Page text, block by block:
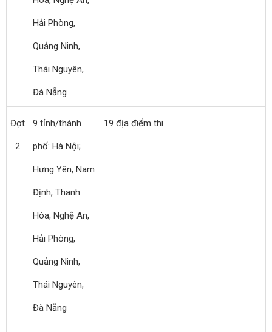
Hải Phòng,
Quảng Ninh,
Thái Nguyên,
Đà Nẵng
Đợt
2
9 tỉnh/thành
phố: Hà Nội;
Hưng Yên, Nam
Định, Thanh
Hóa, Nghệ An,
Hải Phòng,
Quảng Ninh,
Thái Nguyên,
Đà Nẵng
19 địa điểm thi